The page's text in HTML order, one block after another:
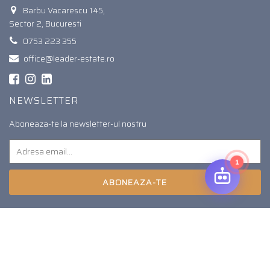
Barbu Vacarescu 145,
Sector 2, Bucuresti
0753 223 355
office@leader-estate.ro
NEWSLETTER
Aboneaza-te la newsletter-ul nostru
ABONEAZA-TE
1